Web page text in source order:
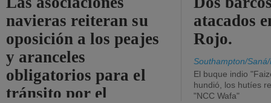
navieras reiteran su
oposición a los peajes
y aranceles
obligatorios para el
tránsito por el
atacados
Rojo.
Southampton/
El buque indio
hundió, los hutíes
"NCC Wafa"